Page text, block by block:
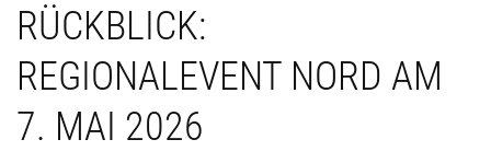
RÜCKBLICK:
REGIONALEVENT NORD AM
7. MAI 2026